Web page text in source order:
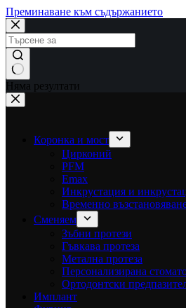
Преминаване към съдържанието
Няма резултати
Коронка и мост
Цирконий
PFM
Emax
Инкрустация и
Временно
Сменяем
Зъбни протези
Гъвкава протеза
Метална протеза
Персонализирана
Ортодонтски
Имплант